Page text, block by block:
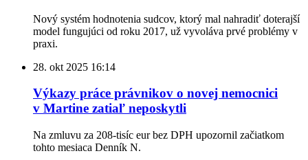
Nový systém hodnotenia sudcov, ktorý mal nahradiť doterajší
model fungujúci od roku 2017, už vyvoláva prvé problémy v
praxi.
28. okt 2025 16:14
Výkazy práce právnikov o novej nemocnici
v Martine zatiaľ neposkytli
Na zmluvu za 208-tisíc eur bez DPH upozornil začiatkom
tohto mesiaca Denník N.